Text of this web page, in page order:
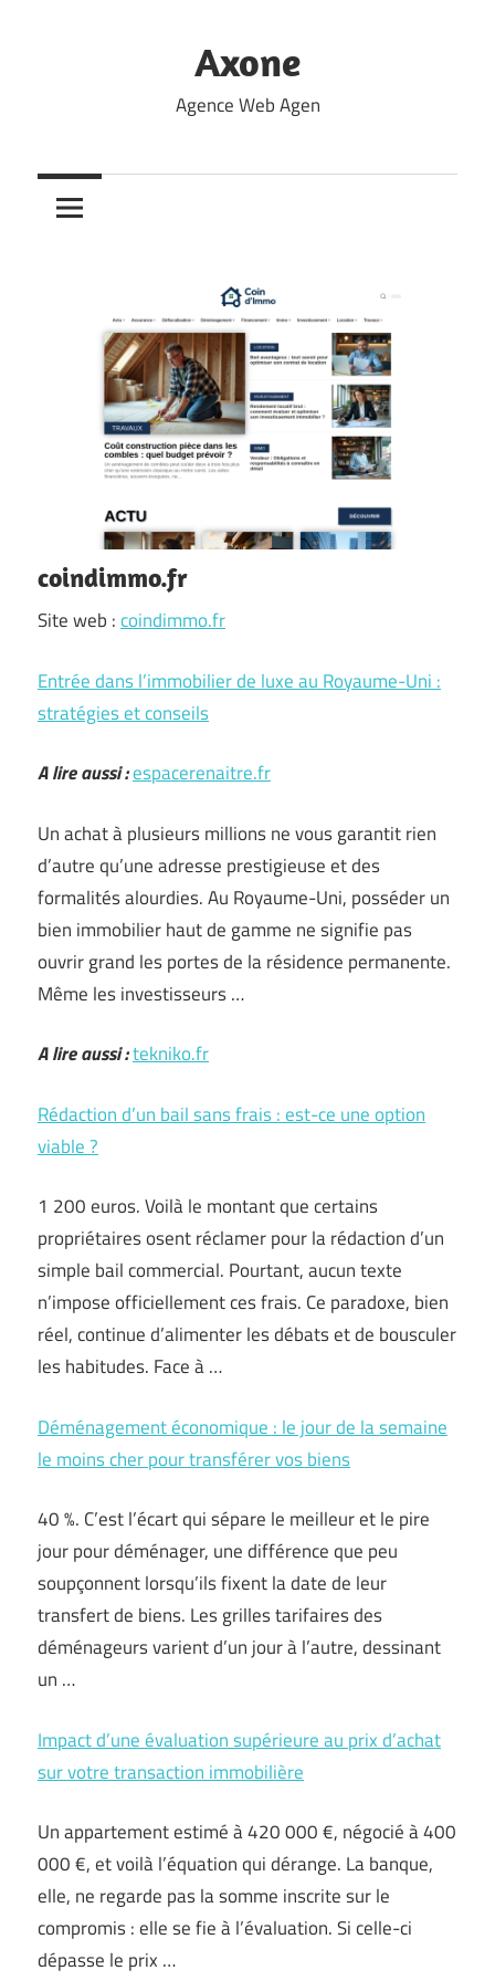
Axone
Agence Web Agen
coindimmo.fr
Site web :coindimmo.fr
Entrée dans l’immobilier de luxe au Royaume-Uni :
stratégies et conseils
A lire aussi :espacerenaitre.fr
Un achat à plusieurs millions ne vous garantit rien
d’autre qu’une adresse prestigieuse et des
formalités alourdies. Au Royaume-Uni, posséder un
bien immobilier haut de gamme ne signifie pas
ouvrir grand les portes de la résidence permanente.
Même les investisseurs …
A lire aussi :tekniko.fr
Rédaction d’un bail sans frais : est-ce une option
viable ?
1 200 euros. Voilà le montant que certains
propriétaires osent réclamer pour la rédaction d’un
simple bail commercial. Pourtant, aucun texte
n’impose officiellement ces frais. Ce paradoxe, bien
réel, continue d’alimenter les débats et de bousculer
les habitudes. Face à …
Déménagement économique : le jour de la semaine
le moins cher pour transférer vos biens
40 %. C’est l’écart qui sépare le meilleur et le pire
jour pour déménager, une différence que peu
soupçonnent lorsqu’ils fixent la date de leur
transfert de biens. Les grilles tarifaires des
déménageurs varient d’un jour à l’autre, dessinant
un …
Impact d’une évaluation supérieure au prix d’achat
sur votre transaction immobilière
Un appartement estimé à 420 000 €, négocié à 400
000 €, et voilà l’équation qui dérange. La banque,
elle, ne regarde pas la somme inscrite sur le
compromis : elle se fie à l’évaluation. Si celle-ci
dépasse le prix …